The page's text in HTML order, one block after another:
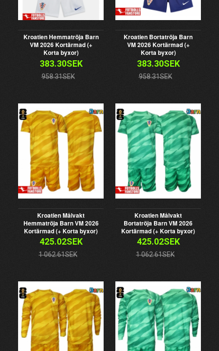
Kroatien Hemmatröja Barn
VM 2026 Kortärmad (+
Korta byxor)
383.30SEK
958.31SEK
Kroatien Bortatröja Barn
VM 2026 Kortärmad (+
Korta byxor)
383.30SEK
958.31SEK
Kroatien Målvakt
Hemmatröja Barn VM 2026
Kortärmad (+ Korta byxor)
425.02SEK
1 062.61SEK
Kroatien Målvakt
Bortatröja Barn VM 2026
Kortärmad (+ Korta byxor)
425.02SEK
1 062.61SEK